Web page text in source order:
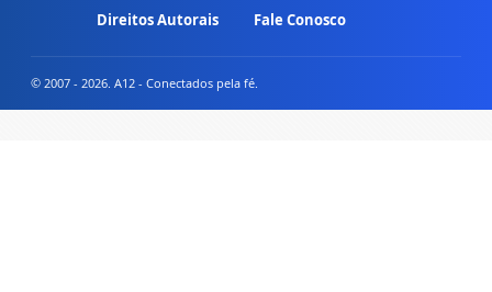
Direitos Autorais Fale Conosco
© 2007 - 2026. A12 - Conectados pela fé.